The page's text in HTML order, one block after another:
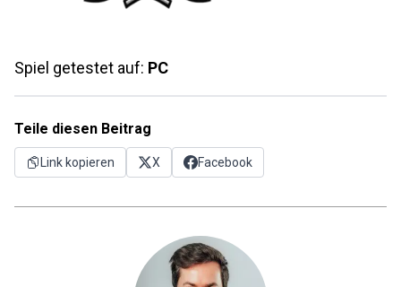
Spiel getestet auf: PC
Teile diesen Beitrag
Link kopieren X Facebook